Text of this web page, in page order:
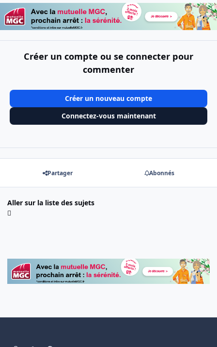
Créer un compte ou se connecter pour
commenter
Créer un nouveau compte
Connectez-vous maintenant
Partager Abonnés
Aller sur la liste des sujets
Light ModeDark ModeSystem Preference